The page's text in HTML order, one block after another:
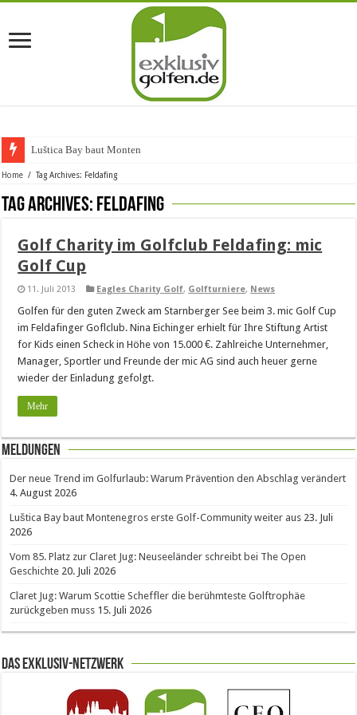
Luštica Bay baut Montenegr
Home / Tag Archives: Feldafing
Tag Archives: Feldafing
Golf Charity im Golfclub Feldafing: mic
Golf Cup
11. Juli 2013 Eagles Charity Golf, Golfturniere, News
Golfen für den guten Zweck am Starnberger See beim 3. mic Golf Cup
im Feldafinger Goflclub. Nina Eichinger erhielt für Ihre Stiftung Artist
for Kids einen Scheck in Höhe von 15.000 €. Zahlreiche Unternehmer,
Manager, Sportler und Freunde der mic AG sind auch heuer gerne
wieder der Einladung gefolgt.
Mehr
Meldungen
Der neue Trend im Golfurlaub: Warum Prävention den Abschlag verändert
4. August 2026
Luštica Bay baut Montenegros erste Golf-Community weiter aus 23. Juli
2026
Vom 85. Platz zur Claret Jug: Neuseeländer schreibt bei The Open
Geschichte 20. Juli 2026
Claret Jug: Warum Scottie Scheffler die berühmteste Golftrophäe
zurückgeben muss 15. Juli 2026
Das Exklusiv-Netzwerk